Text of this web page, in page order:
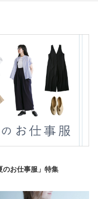
のお仕事服」特集